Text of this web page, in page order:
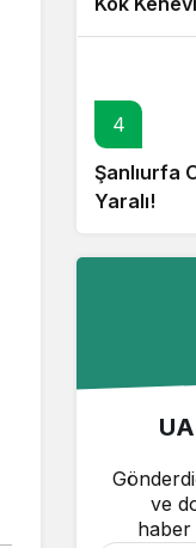
4
Şanlıurfa
Yaralı!
ve